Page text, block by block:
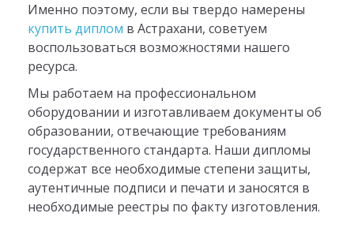
Именно поэтому, если вы твердо намерены
купить диплом в Астрахани, советуем
воспользоваться возможностями нашего
ресурса.
Мы работаем на профессиональном
оборудовании и изготавливаем документы об
образовании, отвечающие требованиям
государственного стандарта. Наши дипломы
содержат все необходимые степени защиты,
аутентичные подписи и печати и заносятся в
необходимые реестры по факту изготовления.